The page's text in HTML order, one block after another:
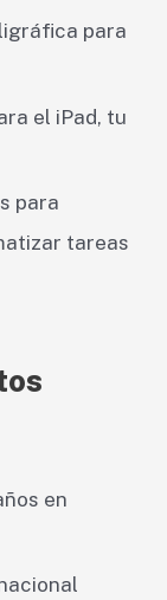
para
el iPad, tu
para
tareas
en